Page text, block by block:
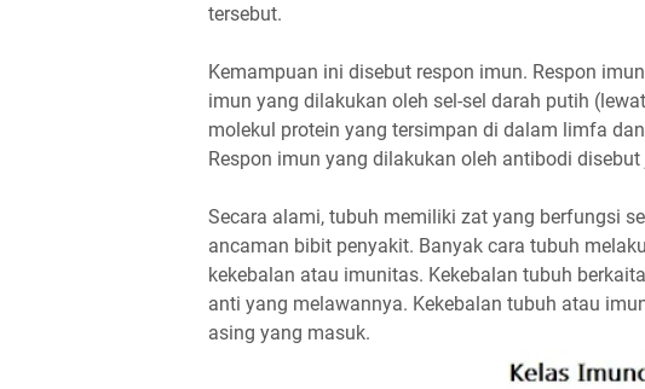
tersebut.
Kemampuan ini disebut respon imun. Respon
imun yang dilakukan oleh sel-sel darah putih
molekul protein yang tersimpan di dalam limfa
Respon imun yang dilakukan oleh antibodi
Secara alami, tubuh memiliki zat yang berfungsi
ancaman bibit penyakit. Banyak cara tubuh
kekebalan atau imunitas. Kekebalan tubuh
anti yang melawannya. Kekebalan tubuh atau
asing yang masuk.